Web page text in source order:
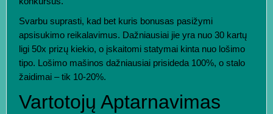
Svarbu suprasti, kad bet kuris bonusas pasižymi
apsisukimo reikalavimus. Dažniausiai jie yra nuo 30 kartų
ligi 50x prizų kiekio, o įskaitomi statymai kinta nuo lošimo
tipo. Lošimo mašinos dažniausiai prisideda 100%, o stalo
žaidimai – tik 10-20%.
Vartotojų Aptarnavimas